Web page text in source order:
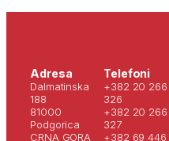
Adresa
Dalmatinska
188
81000
Podgorica
CRNA GORA
Telefoni
+382 20 266
326
+382 20 266
327
+382 69 446